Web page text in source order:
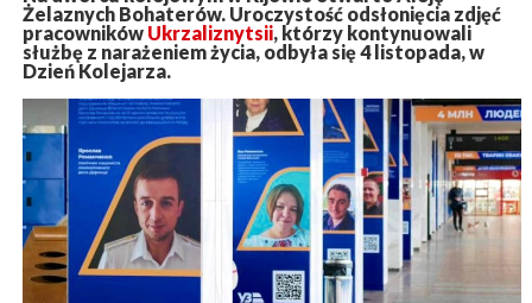
Żelaznych Bohaterów. Uroczystość odsłonięcia zdjęć
pracowników Ukrzaliznytsii, którzy kontynuowali
służbę z narażeniem życia, odbyła się 4 listopada, w
Dzień Kolejarza.